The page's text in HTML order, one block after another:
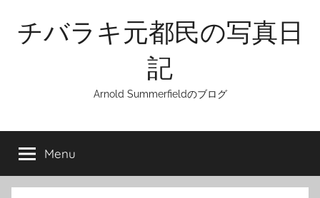
content
チバラキ元都民の写真日
記
Arnold Summerfieldのブログ
Menu